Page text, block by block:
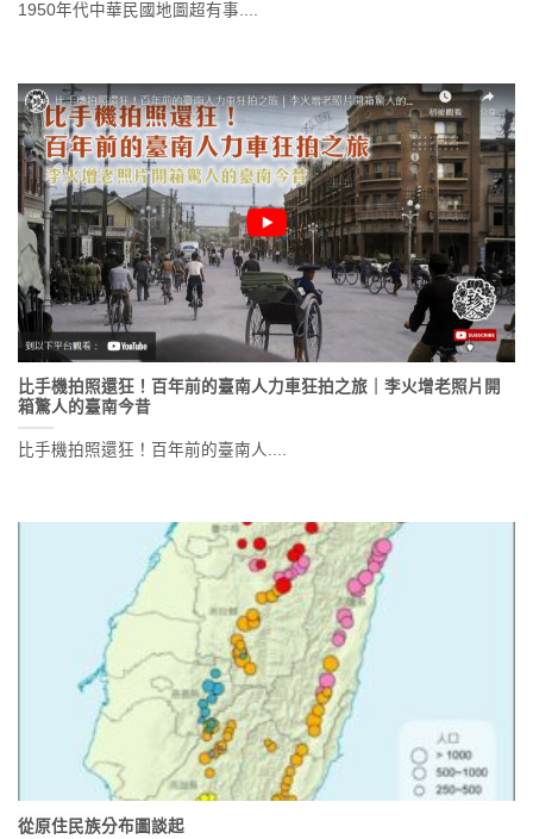
1950年代中華民國地圖超有事....
比手機拍照還狂！百年前的臺南人力車狂拍之旅｜李火增老照片開
箱驚人的臺南今昔
比手機拍照還狂！百年前的臺南人....
從原住民族分布圖談起